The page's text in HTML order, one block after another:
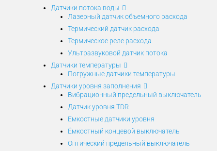
Датчики потока воды
Лазерный датчик объемного расхода
Термический датчик расхода
Термическое реле расхода
Ультразвуковой датчик потока
Датчики температуры
Погружные датчики температуры
Датчики уровня заполнения
Вибрационный предельный выключатель
Датчик уровня TDR
Емкостные датчики уровня
Ёмкостный концевой выключатель
Оптический предельный выключатель